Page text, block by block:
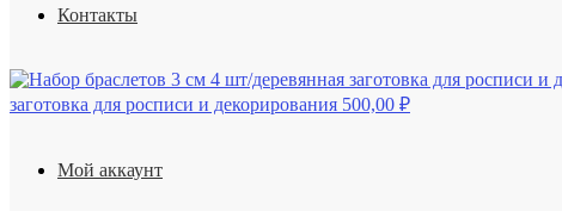
Контакты
Мой аккаунт
заготовка для росписи и декорирования 500,00 ₽